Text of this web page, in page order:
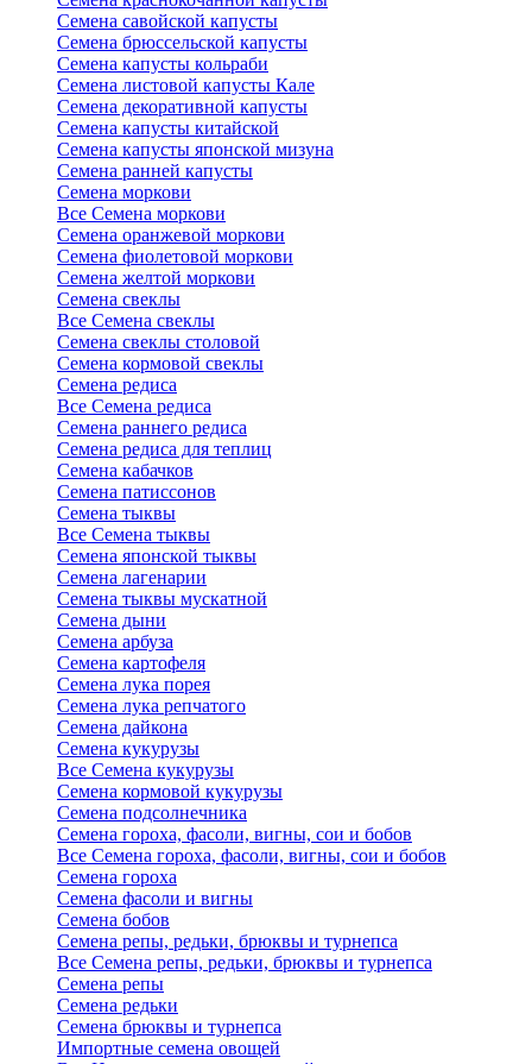
Семена савойской капусты
Семена брюссельской капусты
Семена капусты кольраби
Семена листовой капусты Кале
Семена декоративной капусты
Семена капусты китайской
Семена капусты японской мизуна
Семена ранней капусты
Семена моркови
Все Семена моркови
Семена оранжевой моркови
Семена фиолетовой моркови
Семена желтой моркови
Семена свеклы
Все Семена свеклы
Семена свеклы столовой
Семена кормовой свеклы
Семена редиса
Все Семена редиса
Семена раннего редиса
Семена редиса для теплиц
Семена кабачков
Семена патиссонов
Семена тыквы
Все Семена тыквы
Семена японской тыквы
Семена лагенарии
Семена тыквы мускатной
Семена дыни
Семена арбуза
Семена картофеля
Семена лука порея
Семена лука репчатого
Семена дайкона
Семена кукурузы
Все Семена кукурузы
Семена кормовой кукурузы
Семена подсолнечника
Семена гороха, фасоли, вигны, сои и бобов
Все Семена гороха, фасоли, вигны, сои и бобов
Семена гороха
Семена фасоли и вигны
Семена бобов
Семена репы, редьки, брюквы и турнепса
Все Семена репы, редьки, брюквы и турнепса
Семена репы
Семена редьки
Семена брюквы и турнепса
Импортные семена овощей